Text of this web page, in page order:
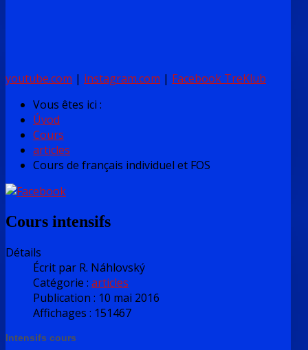
youtube.com | instagram.com | Facebook TreKlub
Vous êtes ici :
Úvod
Cours
articles
Cours de français individuel et FOS
Cours intensifs
Détails
Écrit par R. Náhlovský
Catégorie : articles
Publication : 10 mai 2016
Affichages : 151467
Intensifs cours